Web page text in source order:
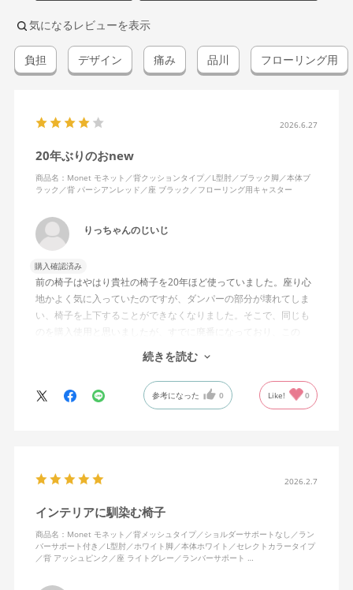
気になるレビューを表示
負担 デザイン 痛み 品川 フローリング用
2026.6.27
20年ぶりのおnew
商品名：Monet モネット／背クッションタイプ／L型肘／ブラック脚／本体ブ
ラック／背 パーシアンレッド／座 ブラック／フローリング用キャスター
りっちゃんのじいじ
購入確認済み
前の椅子はやはり貴社の椅子を20年ほど使っていました。座り心
地かよく気に入っていたのですが、ダンパーの部分が壊れてしま
い、椅子を上下することができなくなりました。そこで、同じも
のを購入使用と思いましたが、すでに廃番になっており、この
MonEtを購入しました。やや固めの椅子ですが、使っているうち
になじんでくるのではと思っています。フローリング床で使って
いますが、ややキャスターがよく動きすぎるのが難点でしょう
か。
続きを読む
参考になった 0 Like! 0
2026.2.7
インテリアに馴染む椅子
商品名：Monet モネット／背メッシュタイプ／ショルダーサポートなし／ラン
バーサポート付き／L型肘／ホワイト脚／本体ホワイト／セレクトカラータイプ
／背 アッシュピンク／座 ライトグレー／ランバーサポート …